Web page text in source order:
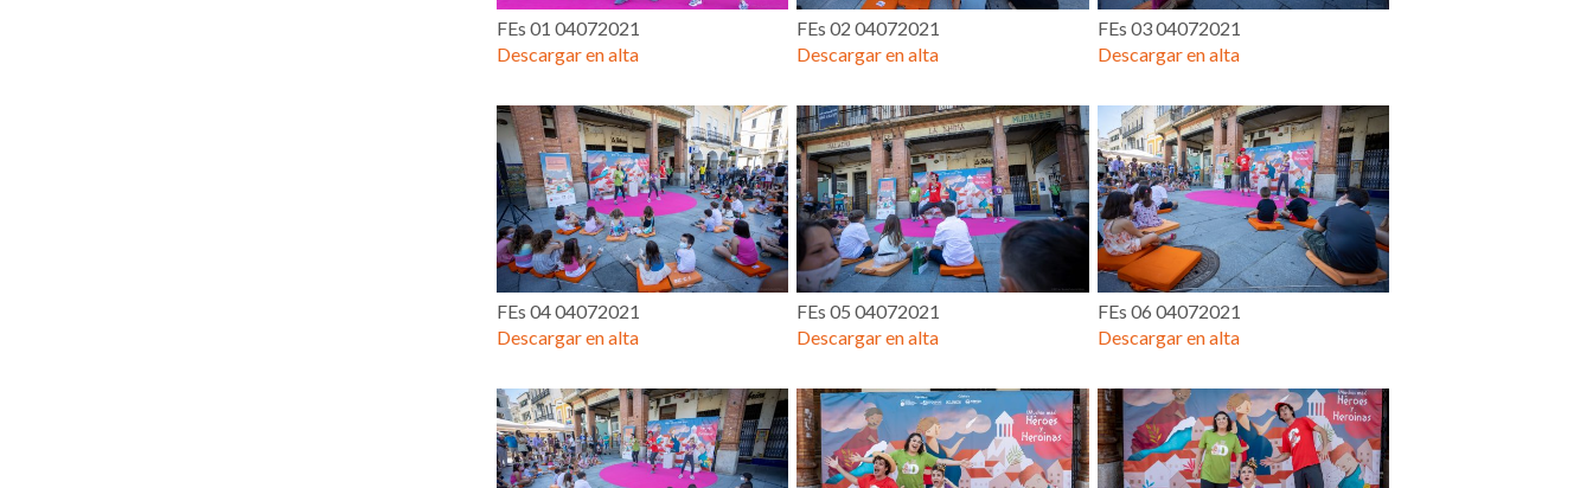
FEs 01 04072021
Descargar en alta
FEs 02 04072021
Descargar en alta
FEs 03 04072021
Descargar en alta
FEs 04 04072021
Descargar en alta
FEs 05 04072021
Descargar en alta
FEs 06 04072021
Descargar en alta